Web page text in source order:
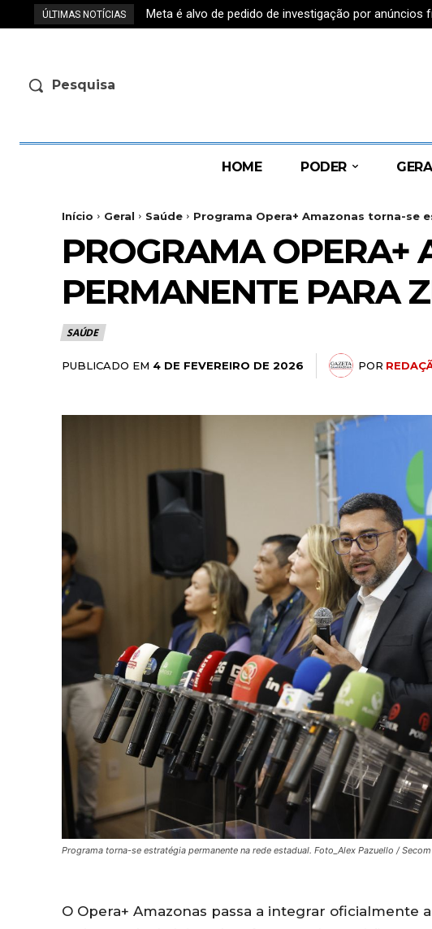
ÚLTIMAS NOTÍCIAS Meta é alvo de pedido de investigação por anúncios
Pesquisa
HOME PODER
Início Geral Saúde Programa Opera+ Amazonas torna-se
PROGRAMA OPERA+
PERMANENTE PARA
SAÚDE
PUBLICADO EM 4 DE FEVEREIRO DE 2026 POR
Programa torna-se estratégia permanente na rede estadual. Foto_Alex Pazuello / Secom
O Opera+ Amazonas passa a integrar oficialmente